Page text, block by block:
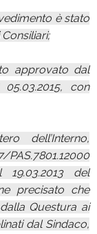
è stato
approvato dal
con
dell’Interno,
PAS.7801.12000
del
precisato che
Questura ai
dal Sindaco,